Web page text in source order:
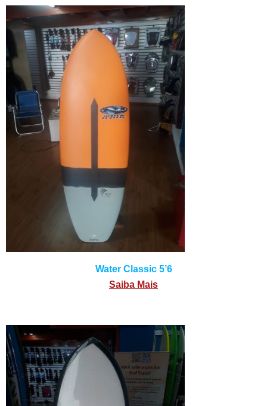
Water Classic 5’6
Saiba Mais